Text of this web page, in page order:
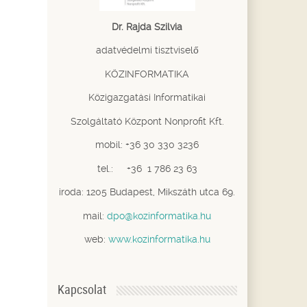
Dr. Rajda Szilvia
adatvédelmi tisztviselő
KÖZINFORMATIKA
Közigazgatási Informatikai
Szolgáltató Központ Nonprofit Kft.
mobil: +36 30 330 3236
tel.: +36 1 786 23 63
iroda: 1205 Budapest, Mikszáth utca 69.
mail:dpo@kozinformatika.hu
web: www.kozinformatika.hu
Kapcsolat